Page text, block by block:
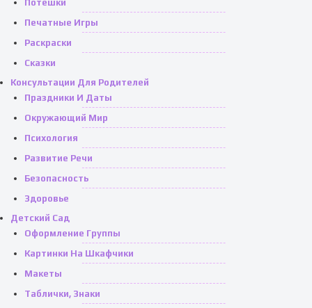
Потешки
Печатные Игры
Раскраски
Сказки
Консультации Для Родителей
Праздники И Даты
Окружающий Мир
Психология
Развитие Речи
Безопасность
Здоровье
Детский Сад
Оформление Группы
Картинки На Шкафчики
Макеты
Таблички, Знаки